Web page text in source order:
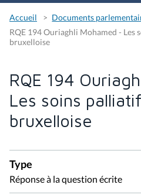
Accueil
Documents
RQE 194 Ouriaghli Mohamed - Les
bruxelloise
RQE 194
Les soins
bruxelloise
Type
Réponse à la question écrite